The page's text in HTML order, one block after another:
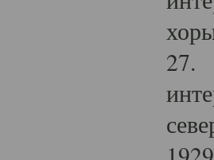
27.